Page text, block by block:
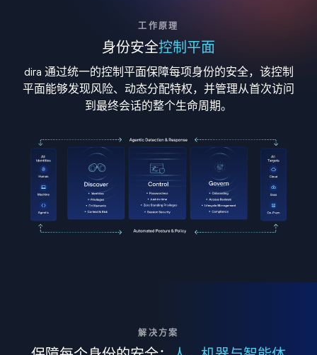
工作原理
身份安全控制平面
dira 通过统一的控制平面保障每项身份的安全，该控制
平面能够发现风险、动态分配特权，并管理从首次访问
到最终会话的整个生命周期。
解决方案